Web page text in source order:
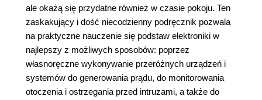
ale okażą się przydatne również w czasie pokoju. Ten
zaskakujący i dość niecodzienny podręcznik pozwala
na praktyczne nauczenie się podstaw elektroniki w
najlepszy z możliwych sposobów: poprzez
własnoręczne wykonywanie przeróżnych urządzeń i
systemów do generowania prądu, do monitorowania
otoczenia i ostrzegania przed intruzami, a także do